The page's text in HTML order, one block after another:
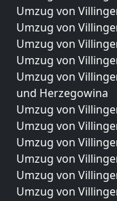
Umzug von
Umzug von
Umzug von
Umzug von
Umzug von
und Herzegowina
Umzug von
Umzug von
Umzug von
Umzug von
Umzug von
Umzug von